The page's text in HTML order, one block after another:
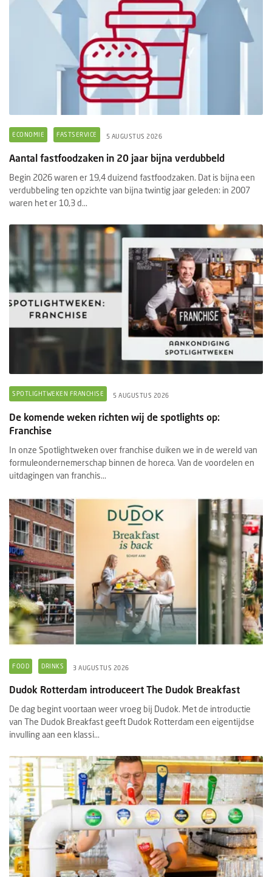
ECONOMIE FASTSERVICE 5 AUGUSTUS 2026
Aantal fastfoodzaken in 20 jaar bijna verdubbeld
Begin 2026 waren er 19,4 duizend fastfoodzaken. Dat is bijna een
verdubbeling ten opzichte van bijna twintig jaar geleden: in 2007
waren het er 10,3 d...
SPOTLIGHTWEKEN FRANCHISE 5 AUGUSTUS 2026
De komende weken richten wij de spotlights op:
Franchise
In onze Spotlightweken over franchise duiken we in de wereld van
formuleondernemerschap binnen de horeca. Van de voordelen en
uitdagingen van franchis...
FOOD DRINKS 3 AUGUSTUS 2026
Dudok Rotterdam introduceert The Dudok Breakfast
De dag begint voortaan weer vroeg bij Dudok. Met de introductie
van The Dudok Breakfast geeft Dudok Rotterdam een eigentijdse
invulling aan een klassi...